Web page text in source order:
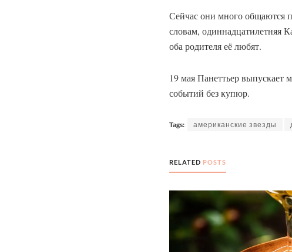
Сейчас они много общаются
словам, одиннадцатилетняя
оба родителя её любят.
19 мая Панеттьер выпускает
событий без купюр.
Tags: американские звезды
RELATED POSTS